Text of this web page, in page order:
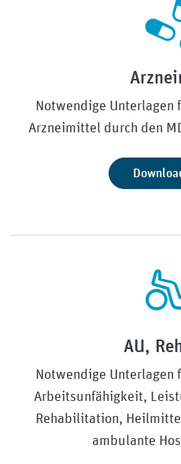
Notwendige Unterlagen
Arzneimittel durch den
AU,
Notwendige Unterlagen
Arbeitsunfähigkeit,
Rehabilitation,
ambulante